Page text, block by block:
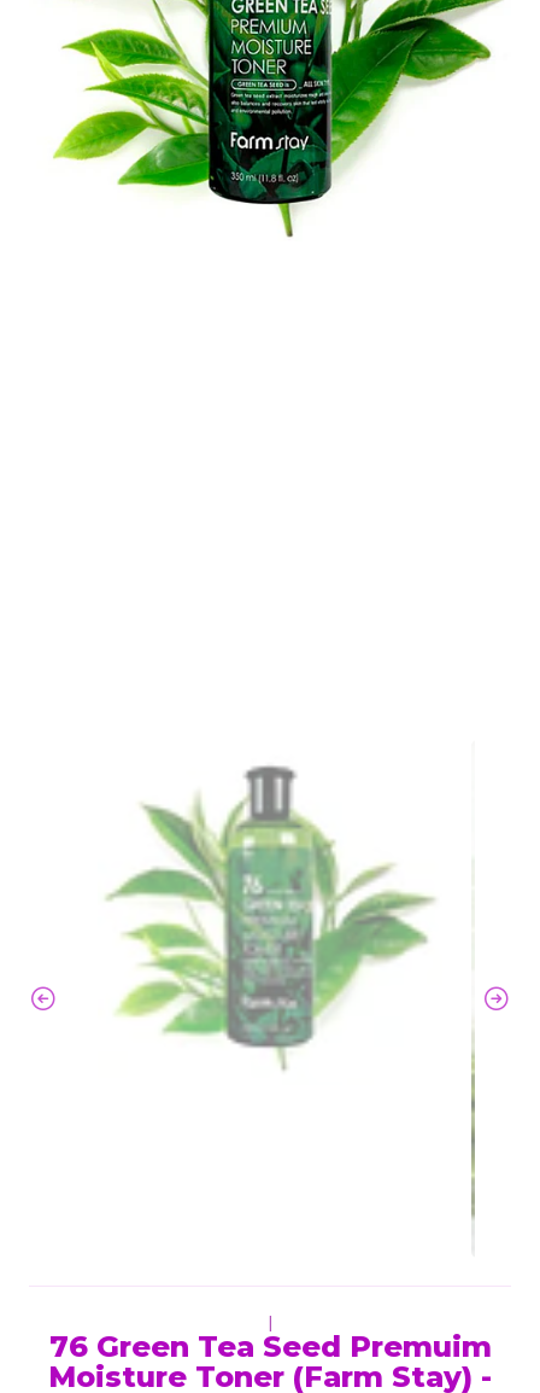
76 Green Tea Seed Premuim
Moisture Toner (Farm Stay) -